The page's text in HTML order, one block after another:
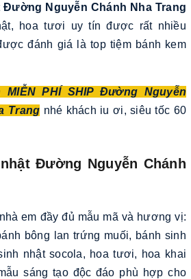
Nguyễn Chánh Nha Trang
hoa tươi uy tín được rất nhiều
đánh giá là top tiệm bánh kem
MIỄN PHÍ SHIP Đường Nguyễn
Trang nhé khách iu ơi, siêu tốc 60
Đường Nguyễn Chánh
em đầy đủ mẫu mã và hương vị:
bông lan trứng muối, bánh sinh
nhật socola, hoa tươi, hoa khai
sáng tạo độc đáo phù hợp cho